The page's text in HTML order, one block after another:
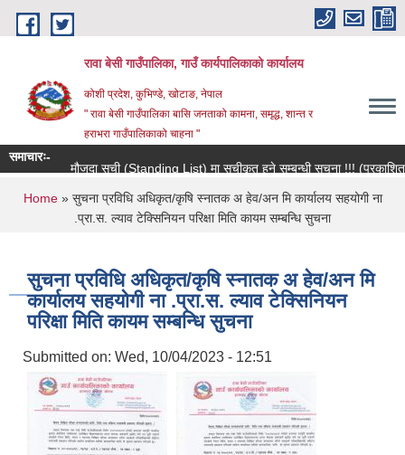
Skip to main content
रावा बेसी गाउँपालिका, गाउँ कार्यपालिकाको कार्यालय
कोशी प्रदेश, कुभिण्डे, खोटाङ, नेपाल
" रावा बेसी गाउँपालिका बासि जनताको कामना, समृद्ध, शान्त र
हराभरा गाउँपालिकाको चाहना "
समाचारः-
मौजुदा सूची (Standing List) मा सूचीकृत हुने सम्बन्धी सूचना !!! (प्रकाशित
You are here
Home» सुचना प्रविधि अधिकृत/कृषि स्नातक अ हेव/अन मि कार्यालय सहयोगी ना
.प्रा.स. ल्याव टेक्सिनियन परिक्षा मिति कायम सम्बन्धि सुचना
सुचना प्रविधि अधिकृत/कृषि स्नातक अ हेव/अन मि
कार्यालय सहयोगी ना .प्रा.स. ल्याव टेक्सिनियन
परिक्षा मिति कायम सम्बन्धि सुचना
Submitted on: Wed, 10/04/2023 - 12:51